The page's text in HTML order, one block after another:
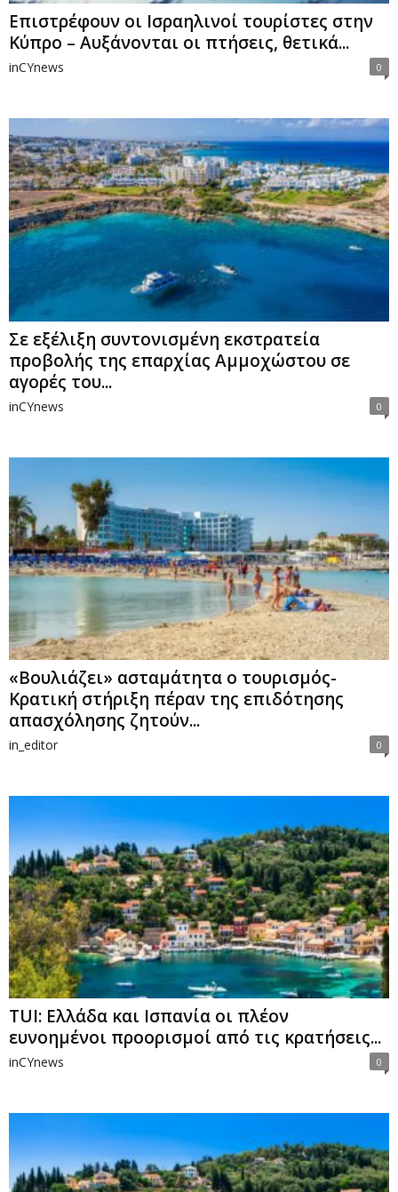
Επιστρέφουν οι Ισραηλινοί τουρίστες στην
Κύπρο – Αυξάνονται οι πτήσεις, θετικά...
inCYnews 0
Σε εξέλιξη συντονισμένη εκστρατεία
προβολής της επαρχίας Αμμοχώστου σε
αγορές του...
inCYnews 0
«Βουλιάζει» ασταμάτητα ο τουρισμός-
Κρατική στήριξη πέραν της επιδότησης
απασχόλησης ζητούν...
in_editor 0
TUI: Ελλάδα και Ισπανία οι πλέον
ευνοημένοι προορισμοί από τις κρατήσεις...
inCYnews 0